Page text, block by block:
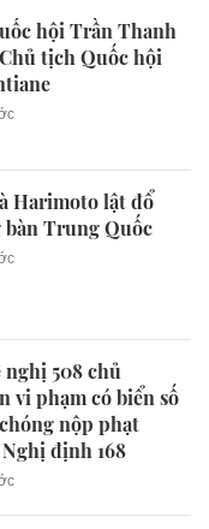
hội Trần Thanh
tịch Quốc hội
Harimoto lật đổ
bàn Trung Quốc
nghị 508 chủ
vi phạm có biển số
nộp phạt
định 168